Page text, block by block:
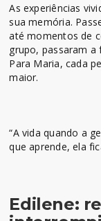
As experiências
sua memória.
até momentos de
grupo, passaram a
Para Maria, cada
maior.
“A vida quando a
que aprende, ela
Edilene: